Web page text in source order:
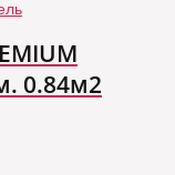
0.84м2